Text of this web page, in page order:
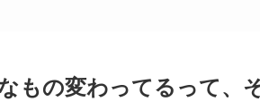
もの変わってるって、